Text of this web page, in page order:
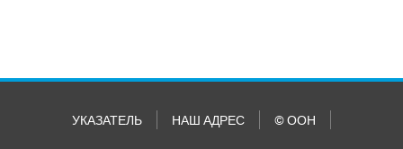
УКАЗАТЕЛЬ НАШ АДРЕС © ООН